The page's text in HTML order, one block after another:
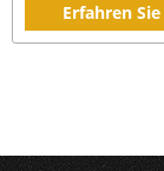
Erfahren